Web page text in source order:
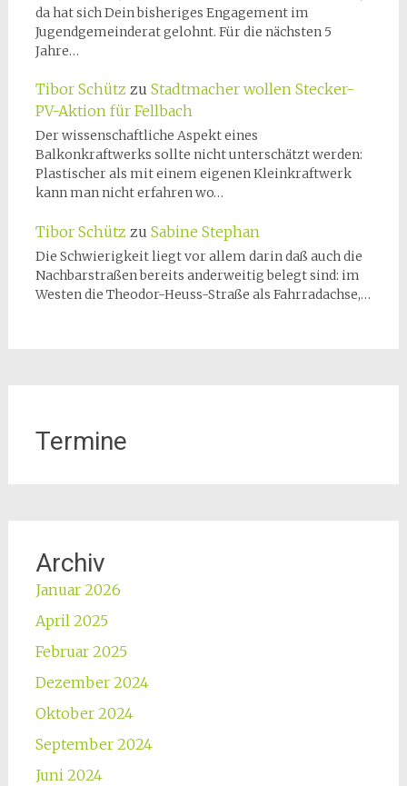
da hat sich Dein bisheriges Engagement im
Jugendgemeinderat gelohnt. Für die nächsten 5
Jahre…
Tibor Schütz zu Stadtmacher wollen Stecker-
PV-Aktion für Fellbach
Der wissenschaftliche Aspekt eines
Balkonkraftwerks sollte nicht unterschätzt werden:
Plastischer als mit einem eigenen Kleinkraftwerk
kann man nicht erfahren wo…
Tibor Schütz zu Sabine Stephan
Die Schwierigkeit liegt vor allem darin daß auch die
Nachbarstraßen bereits anderweitig belegt sind: im
Westen die Theodor-Heuss-Straße als Fahrradachse,…
Termine
Archiv
Januar 2026
April 2025
Februar 2025
Dezember 2024
Oktober 2024
September 2024
Juni 2024